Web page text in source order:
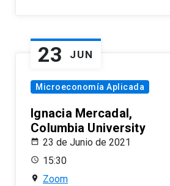
23 JUN
Microeconomía Aplicada
Ignacia Mercadal,
Columbia University
23 de Junio de 2021
15:30
Zoom